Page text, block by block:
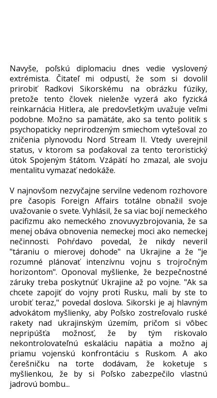
Navyše, poľskú diplomaciu dnes vedie vyslovený
extrémista. Čitateľ mi odpustí, že som si dovolil
prirobiť Radkovi Sikorskému na obrázku fúziky,
pretože tento človek nielenže vyzerá ako fyzická
reinkarnácia Hitlera, ale predovšetkým uvažuje veľmi
podobne. Možno sa pamätáte, ako sa tento politik s
psychopaticky neprirodzeným smiechom vytešoval zo
zničenia plynovodu Nord Stream II. Vtedy uverejnil
status, v ktorom sa poďakoval za tento teroristický
útok Spojeným štátom. Vzápätí ho zmazal, ale svoju
mentalitu vymazať nedokáže.
V najnovšom nezvyčajne servilne vedenom rozhovore
pre časopis Foreign Affairs totálne obnažil svoje
uvažovanie o svete. Vyhlásil, že sa viac bojí nemeckého
pacifizmu ako nemeckého znovuvyzbrojovania, že sa
menej obáva obnovenia nemeckej moci ako nemeckej
nečinnosti. Pohŕdavo povedal, že nikdy neveril
"táraniu o mierovej dohode" na Ukrajine a že "je
rozumné plánovať intenzívnu vojnu s trojročným
horizontom". Oponoval myšlienke, že bezpečnostné
záruky treba poskytnúť Ukrajine až po vojne. "Ak sa
chcete zapojiť do vojny proti Rusku, mali by ste to
urobiť teraz," povedal doslova. Sikorski je aj hlavným
advokátom myšlienky, aby Poľsko zostreľovalo ruské
rakety nad ukrajinským územím, pričom si vôbec
nepripúšťa možnosť, že by tým riskovalo
nekontrolovateľnú eskaláciu napätia a možno aj
priamu vojenskú konfrontáciu s Ruskom. A ako
čerešničku na torte dodávam, že koketuje s
myšlienkou, že by si Poľsko zabezpečilo vlastnú
jadrovú bombu...